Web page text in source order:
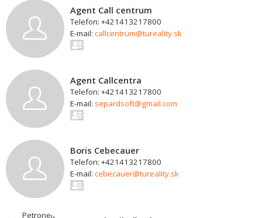
Agent Call centrum
Telefon: +421413217800
E-mail: callcentrum@tureality.sk
Agent Callcentra
Telefon: +421413217800
E-mail: separdsoft@gmail.com
Boris Cebecauer
Telefon: +421413217800
E-mail: cebecauer@tureality.sk